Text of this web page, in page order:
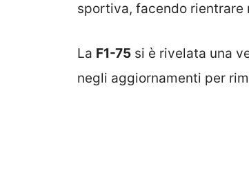
sportiva, facendo rientrare
La F1-75 si è rivelata una
negli aggiornamenti per